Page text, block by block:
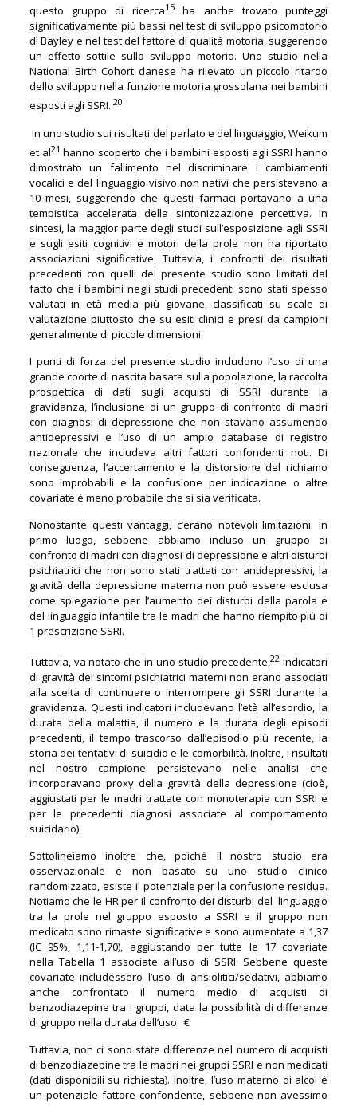
questo gruppo di ricerca15ha anche trovato punteggi
significativamente più bassi nel test di sviluppo psicomotorio
di Bayley e nel test del fattore di qualità motoria, suggerendo
un effetto sottile sullo sviluppo motorio. Uno studio nella
National Birth Cohort danese ha rilevato un piccolo ritardo
dello sviluppo nella funzione motoria grossolana nei bambini
esposti agli SSRI. 20
In uno studio sui risultati del parlato e del linguaggio, Weikum
et al21 hanno scoperto che i bambini esposti agli SSRI hanno
dimostrato un fallimento nel discriminare i cambiamenti
vocalici e del linguaggio visivo non nativi che persistevano a
10 mesi, suggerendo che questi farmaci portavano a una
tempistica accelerata della sintonizzazione percettiva. In
sintesi, la maggior parte degli studi sull’esposizione agli SSRI
e sugli esiti cognitivi e motori della prole non ha riportato
associazioni significative. Tuttavia, i confronti dei risultati
precedenti con quelli del presente studio sono limitati dal
fatto che i bambini negli studi precedenti sono stati spesso
valutati in età media più giovane, classificati su scale di
valutazione piuttosto che su esiti clinici e presi da campioni
generalmente di piccole dimensioni.
I punti di forza del presente studio includono l’uso di una
grande coorte di nascita basata sulla popolazione, la raccolta
prospettica di dati sugli acquisti di SSRI durante la
gravidanza, l’inclusione di un gruppo di confronto di madri
con diagnosi di depressione che non stavano assumendo
antidepressivi e l’uso di un ampio database di registro
nazionale che includeva altri fattori confondenti noti. Di
conseguenza, l’accertamento e la distorsione del richiamo
sono improbabili e la confusione per indicazione o altre
covariate è meno probabile che si sia verificata.
Nonostante questi vantaggi, c’erano notevoli limitazioni. In
primo luogo, sebbene abbiamo incluso un gruppo di
confronto di madri con diagnosi di depressione e altri disturbi
psichiatrici che non sono stati trattati con antidepressivi, la
gravità della depressione materna non può essere esclusa
come spiegazione per l’aumento dei disturbi della parola e
del linguaggio infantile tra le madri che hanno riempito più di
1 prescrizione SSRI.
Tuttavia, va notato che in uno studio precedente,22 indicatori
di gravità dei sintomi psichiatrici materni non erano associati
alla scelta di continuare o interrompere gli SSRI durante la
gravidanza. Questi indicatori includevano l’età all’esordio, la
durata della malattia, il numero e la durata degli episodi
precedenti, il tempo trascorso dall’episodio più recente, la
storia dei tentativi di suicidio e le comorbilità. Inoltre, i risultati
nel nostro campione persistevano nelle analisi che
incorporavano proxy della gravità della depressione (cioè,
aggiustati per le madri trattate con monoterapia con SSRI e
per le precedenti diagnosi associate al comportamento
suicidario).
Sottolineiamo inoltre che, poiché il nostro studio era
osservazionale e non basato su uno studio clinico
randomizzato, esiste il potenziale per la confusione residua.
Notiamo che le HR per il confronto dei disturbi del linguaggio
tra la prole nel gruppo esposto a SSRI e il gruppo non
medicato sono rimaste significative e sono aumentate a 1,37
(IC 95%, 1,11-1,70), aggiustando per tutte le 17 covariate
nella Tabella 1 associate all’uso di SSRI. Sebbene queste
covariate includessero l’uso di ansiolitici/sedativi, abbiamo
anche confrontato il numero medio di acquisti di
benzodiazepine tra i gruppi, data la possibilità di differenze
di gruppo nella durata dell’uso. €
Tuttavia, non ci sono state differenze nel numero di acquisti
di benzodiazepine tra le madri nei gruppi SSRI e non medicati
(dati disponibili su richiesta). Inoltre, l’uso materno di alcol è
un potenziale fattore confondente, sebbene non avessimo